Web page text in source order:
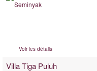
Voir les détails
Villa Tiga Puluh